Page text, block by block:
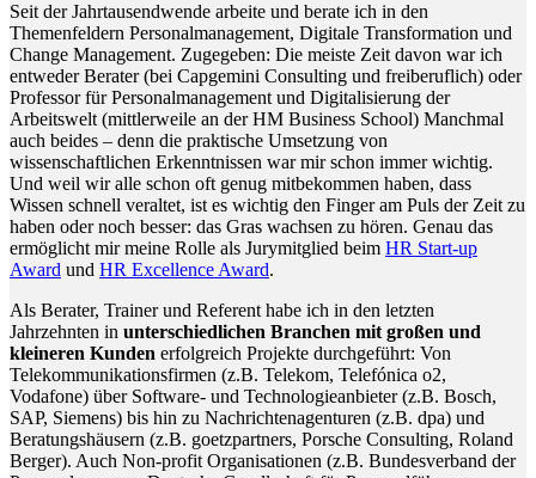
Seit der Jahrtausendwende arbeite und berate ich in den
Themenfeldern Personalmanagement, Digitale Transformation und
Change Management. Zugegeben: Die meiste Zeit davon war ich
entweder Berater (bei Capgemini Consulting und freiberuflich) oder
Professor für Personalmanagement und Digitalisierung der
Arbeitswelt (mittlerweile an der HM Business School) Manchmal
auch beides – denn die praktische Umsetzung von
wissenschaftlichen Erkenntnissen war mir schon immer wichtig.
Und weil wir alle schon oft genug mitbekommen haben, dass
Wissen schnell veraltet, ist es wichtig den Finger am Puls der Zeit zu
haben oder noch besser: das Gras wachsen zu hören. Genau das
ermöglicht mir meine Rolle als Jurymitglied beim HR Start-up
Award und HR Excellence Award.
Als Berater, Trainer und Referent habe ich in den letzten
Jahrzehnten in unterschiedlichen Branchen mit großen und
kleineren Kunden erfolgreich Projekte durchgeführt: Von
Telekommunikationsfirmen (z.B. Telekom, Telefónica o2,
Vodafone) über Software- und Technologieanbieter (z.B. Bosch,
SAP, Siemens) bis hin zu Nachrichtenagenturen (z.B. dpa) und
Beratungshäusern (z.B. goetzpartners, Porsche Consulting, Roland
Berger). Auch Non-profit Organisationen (z.B. Bundesverband der